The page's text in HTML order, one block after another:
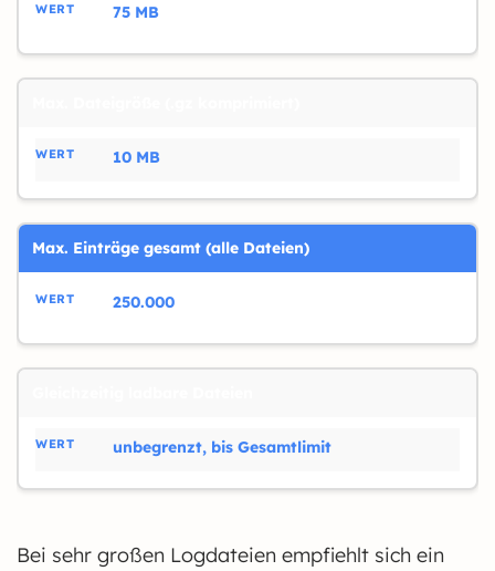
75 MB
10 MB
Max. Einträge gesamt (alle Dateien)
250.000
unbegrenzt, bis Gesamtlimit
Bei sehr großen Logdateien empfiehlt sich ein